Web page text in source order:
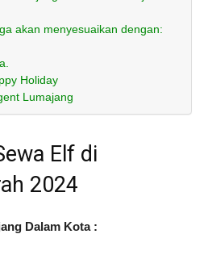
akan menyesuaikan dengan:
Holiday
Lumajang
Elf di
2024
Dalam Kota :